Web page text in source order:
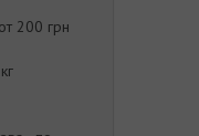
200 грн